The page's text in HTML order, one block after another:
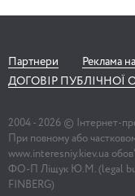
Партнери Реклама
ДОГОВІР ПУБЛІЧНОЇ
2004 - 2026 © Інтернет-
При повному або
www.interesniy.kiev.ua
ФО-П Ліщук Ю.М. (legal
FINBERG)